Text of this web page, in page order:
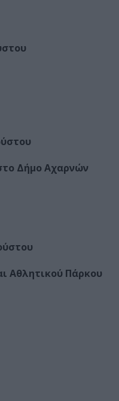
Δήμο Αχαρνών
Αθλητικού Πάρκου